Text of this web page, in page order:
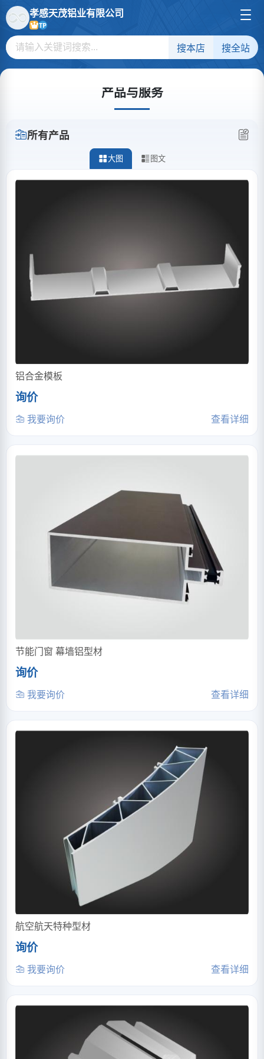
孝感天茂铝业有限公司
TP
搜本店 搜全站
产品与服务
所有产品
大图 图文
铝合金模板
询价
我要询价 查看详细
节能门窗 幕墙铝型材
询价
我要询价 查看详细
航空航天特种型材
询价
我要询价 查看详细